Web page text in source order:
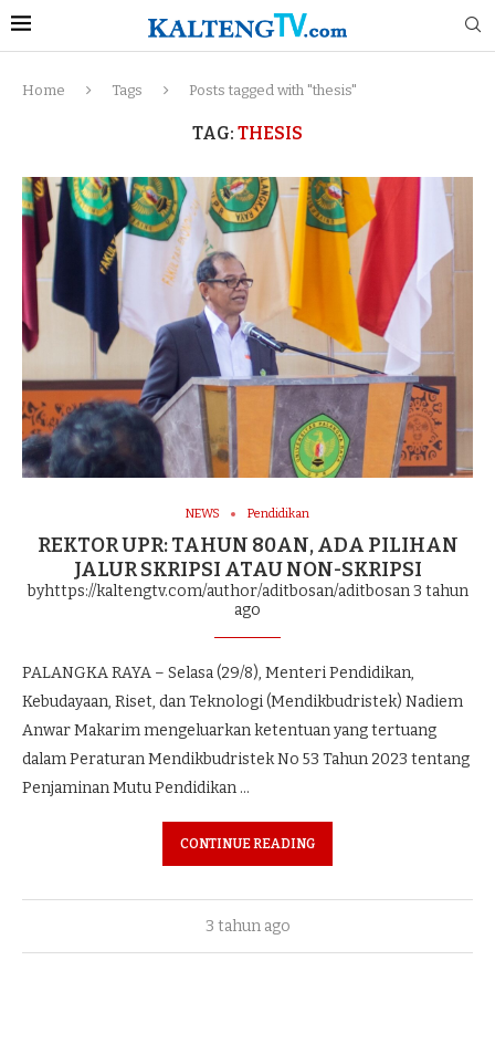
Home Tags Posts tagged with "thesis"
TAG: THESIS
NEWS Pendidikan
REKTOR UPR: TAHUN 80AN, ADA PILIHAN
JALUR SKRIPSI ATAU NON-SKRIPSI
byhttps://kaltengtv.com/author/aditbosan/aditbosan3 tahun
ago
PALANGKA RAYA – Selasa (29/8), Menteri Pendidikan,
Kebudayaan, Riset, dan Teknologi (Mendikbudristek) Nadiem
Anwar Makarim mengeluarkan ketentuan yang tertuang
dalam Peraturan Mendikbudristek No 53 Tahun 2023 tentang
Penjaminan Mutu Pendidikan …
CONTINUE READING
3 tahun ago